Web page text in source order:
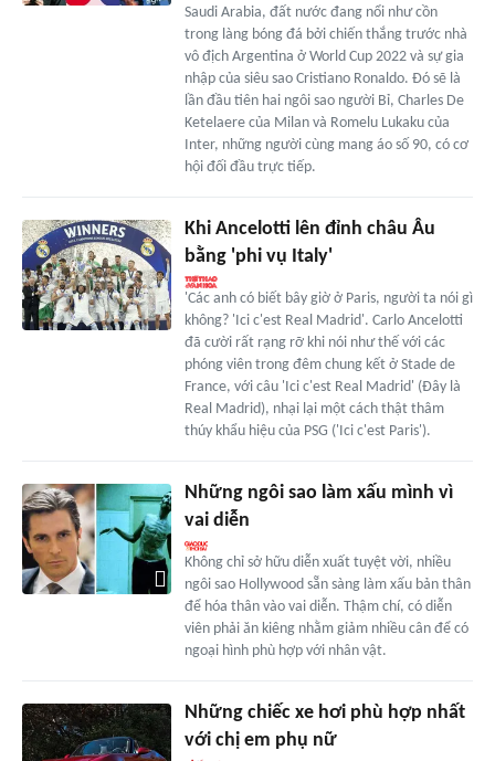
Saudi Arabia, đất nước đang nổi như cồn
trong làng bóng đá bởi chiến thắng trước nhà
vô địch Argentina ở World Cup 2022 và sự gia
nhập của siêu sao Cristiano Ronaldo. Đó sẽ là
lần đầu tiên hai ngôi sao người Bỉ, Charles De
Ketelaere của Milan và Romelu Lukaku của
Inter, những người cùng mang áo số 90, có cơ
hội đối đầu trực tiếp.
Khi Ancelotti lên đỉnh châu Âu
bằng 'phi vụ Italy'
'Các anh có biết bây giờ ở Paris, người ta nói gì
không? 'Ici c'est Real Madrid'. Carlo Ancelotti
đã cười rất rạng rỡ khi nói như thế với các
phóng viên trong đêm chung kết ở Stade de
France, với câu 'Ici c'est Real Madrid' (Đây là
Real Madrid), nhại lại một cách thật thâm
thúy khẩu hiệu của PSG ('Ici c'est Paris').
Những ngôi sao làm xấu mình vì
vai diễn
Không chỉ sở hữu diễn xuất tuyệt vời, nhiều
ngôi sao Hollywood sẵn sàng làm xấu bản thân
để hóa thân vào vai diễn. Thậm chí, có diễn
viên phải ăn kiêng nhằm giảm nhiều cân để có
ngoại hình phù hợp với nhân vật.
Những chiếc xe hơi phù hợp nhất
với chị em phụ nữ